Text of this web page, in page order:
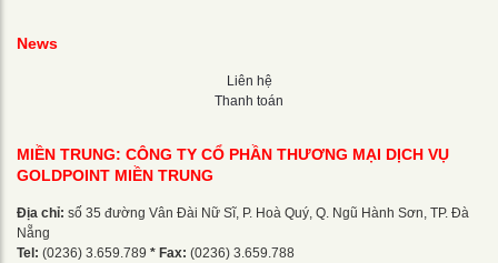
News
Liên hệ
Thanh toán
MIỀN TRUNG: CÔNG TY CỔ PHẦN THƯƠNG MẠI DỊCH VỤ
GOLDPOINT MIỀN TRUNG
Địa chỉ: số 35 đường Vân Đài Nữ Sĩ, P. Hoà Quý, Q. Ngũ Hành Sơn, TP. Đà
Nẵng
Tel: (0236) 3.659.789 * Fax: (0236) 3.659.788